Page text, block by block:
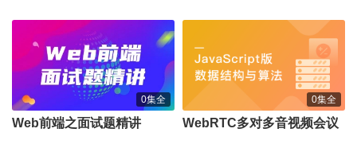
0集全
Web前端之面试题精讲
0集全
WebRTC多对多音视频会议